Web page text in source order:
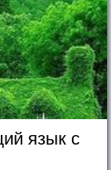
язык с